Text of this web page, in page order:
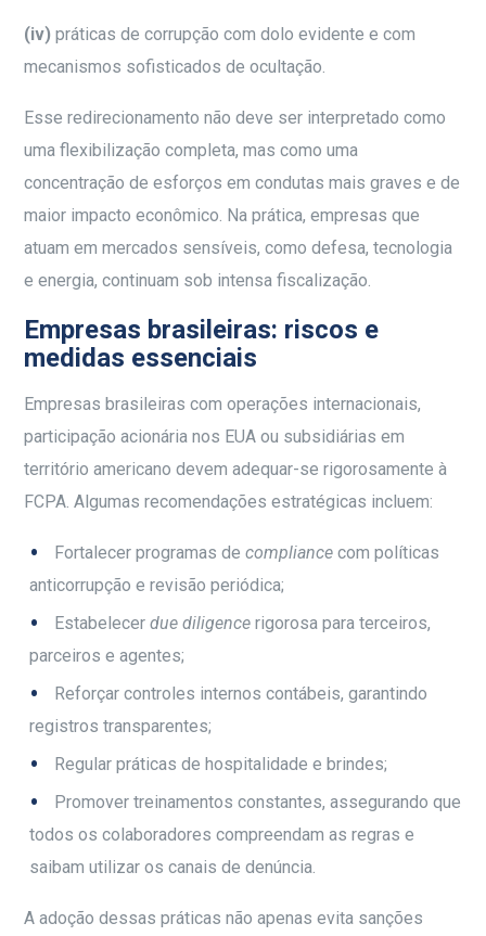
(iv) práticas de corrupção com dolo evidente e com
mecanismos sofisticados de ocultação.
Esse redirecionamento não deve ser interpretado como
uma flexibilização completa, mas como uma
concentração de esforços em condutas mais graves e de
maior impacto econômico. Na prática, empresas que
atuam em mercados sensíveis, como defesa, tecnologia
e energia, continuam sob intensa fiscalização.
Empresas brasileiras: riscos e
medidas essenciais
Empresas brasileiras com operações internacionais,
participação acionária nos EUA ou subsidiárias em
território americano devem adequar-se rigorosamente à
FCPA. Algumas recomendações estratégicas incluem:
Fortalecer programas decompliance com políticas
anticorrupção e revisão periódica;
Estabelecerdue diligence rigorosa para terceiros,
parceiros e agentes;
Reforçar controles internos contábeis, garantindo
registros transparentes;
Regular práticas de hospitalidade e brindes;
Promover treinamentos constantes, assegurando que
todos os colaboradores compreendam as regras e
saibam utilizar os canais de denúncia.
A adoção dessas práticas não apenas evita sanções